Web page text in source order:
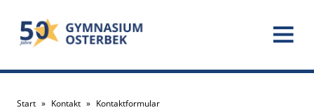
Start » Kontakt » Kontaktformular